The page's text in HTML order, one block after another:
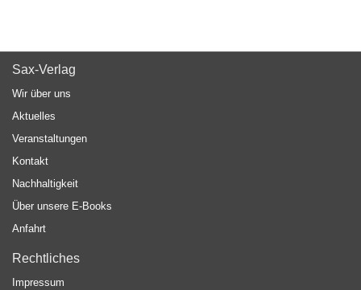
Sax-Verlag
Wir über uns
Aktuelles
Veranstaltungen
Kontakt
Nachhaltigkeit
Über unsere E-Books
Anfahrt
Rechtliches
Impressum